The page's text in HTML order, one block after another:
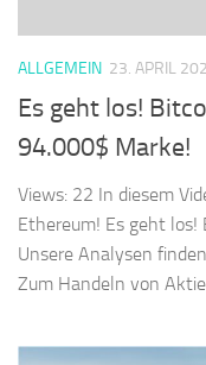
ALLGEMEIN 23. APRIL
Es geht los!
94.000$ Marke!
Views: 22 In diesem
Ethereum! Es geht
Unsere Analysen
Zum Handeln von